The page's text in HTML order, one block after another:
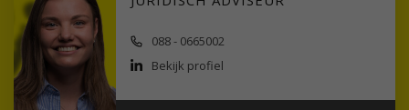
088 - 0665002
Bekijk profiel